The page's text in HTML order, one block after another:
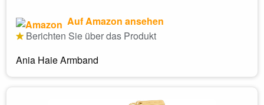
Auf Amazon ansehen
Berichten Sie über das Produkt
Ania Haie Armband